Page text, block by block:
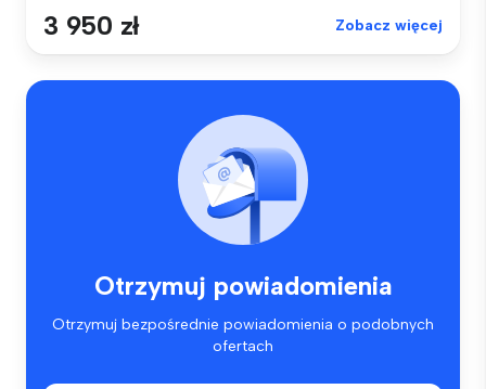
3 950 zł Zobacz więcej
Otrzymuj powiadomienia
Otrzymuj bezpośrednie powiadomienia o podobnych
ofertach